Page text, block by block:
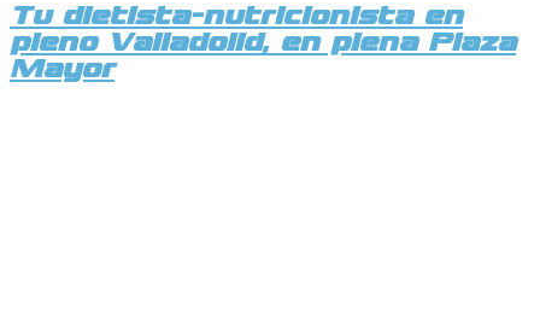
Tu dietista-nutricionista en
pleno Valladolid, en plena Plaza
Mayor